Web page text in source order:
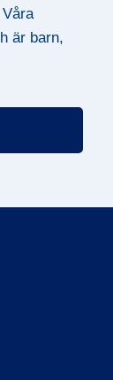
är barn,